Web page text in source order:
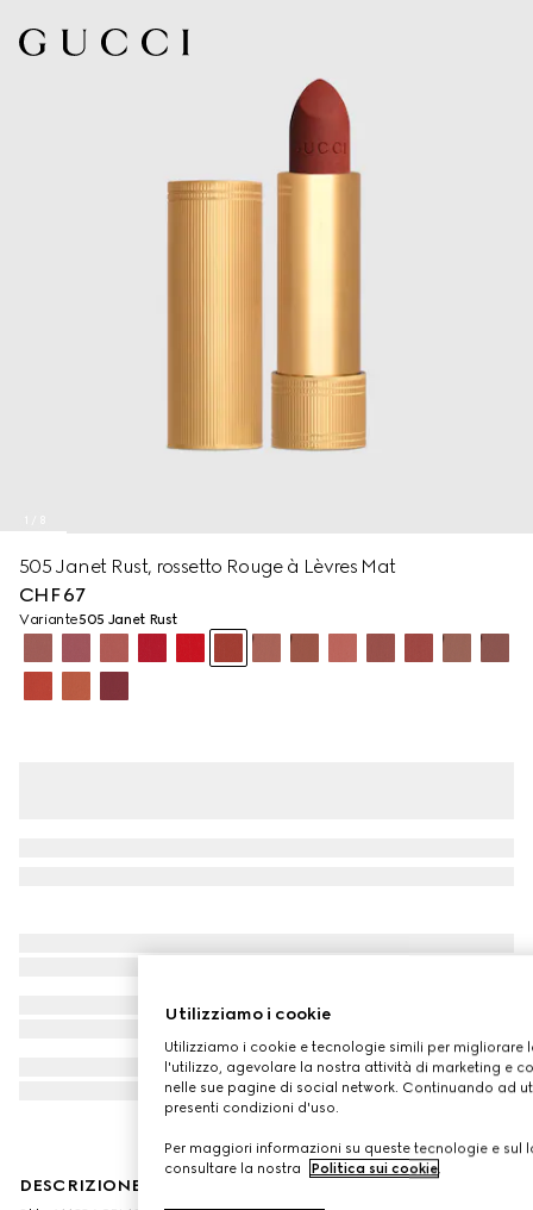
505 Janet Rust, rossetto Rouge à Lèvres Mat
CHF 67
Variante505 Janet Rust
DESCRIZIONE DEL PRODOTTO
Utilizziamo i cookie
Utilizziamo i cookie e tecnologie simili per migliorare
l'utilizzo, agevolare la nostra attività di marketing e
nelle sue pagine di social network. Continuando ad
presenti condizioni d'uso.
Per maggiori informazioni su queste tecnologie e sul
consultare la nostra
Politica sui cookie